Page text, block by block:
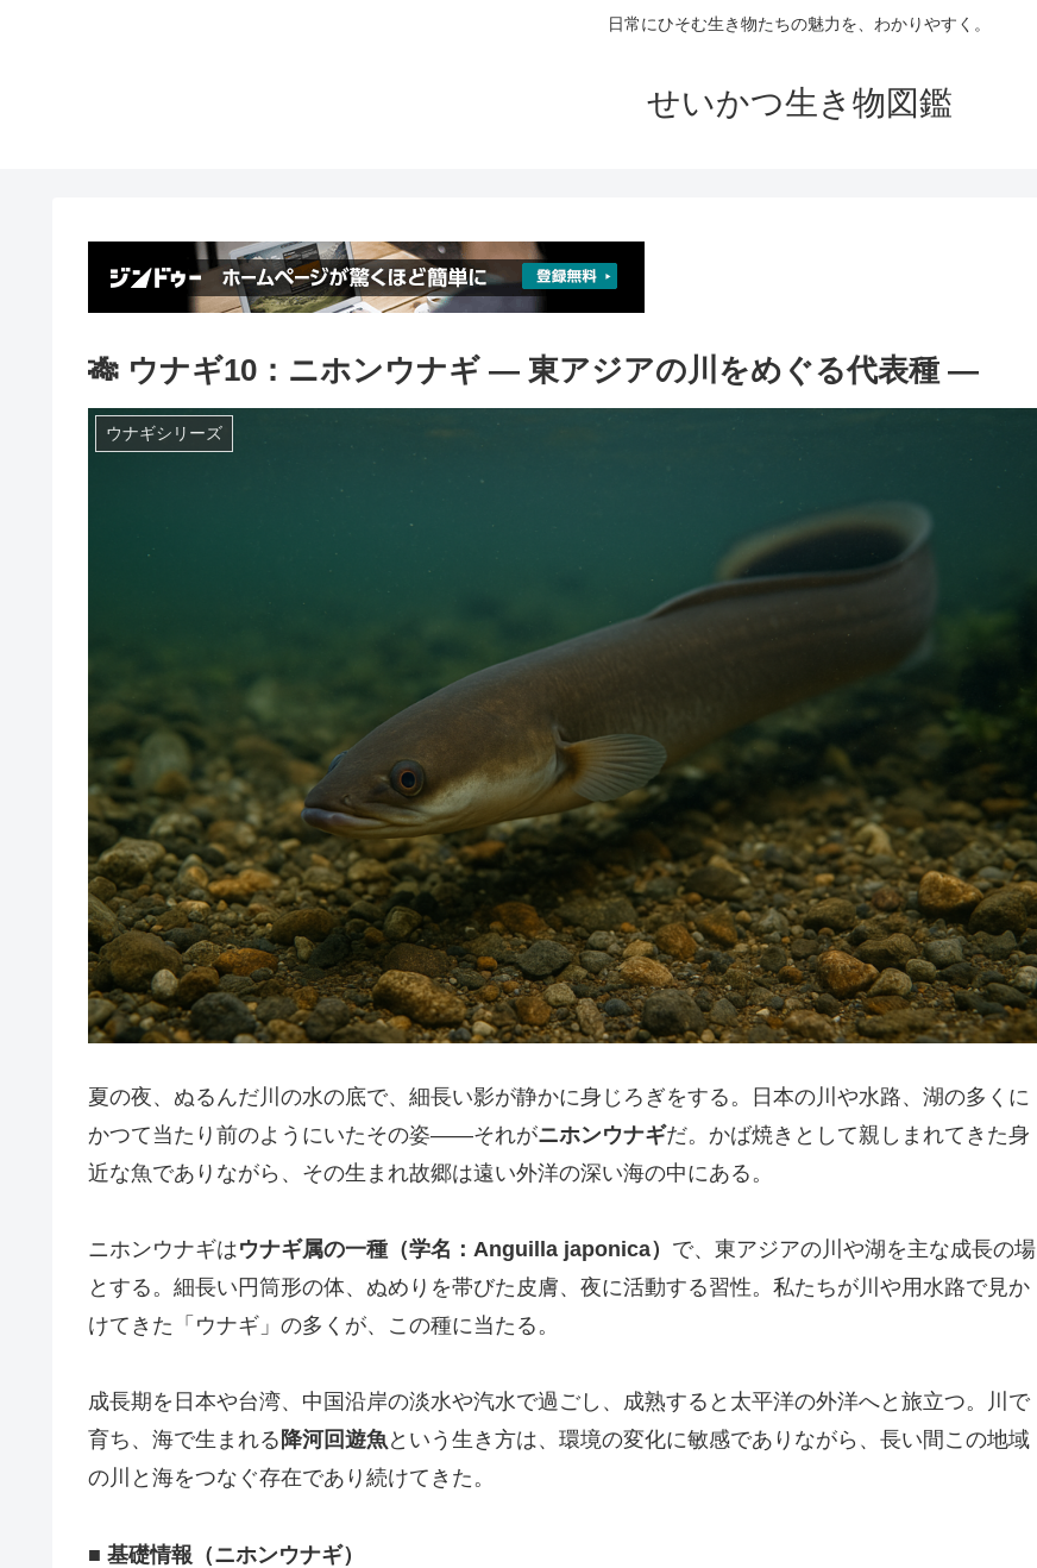
日常にひそむ生き物たちの魅力を、わかりやすく。
せいかつ生き物図鑑
🎋 ウナギ10：ニホンウナギ ― 東アジアの川をめぐる代表種 ―
ウナギシリーズ
夏の夜、ぬるんだ川の水の底で、細長い影が静かに身じろぎをする。日本の川や水路、湖の多くに
かつて当たり前のようにいたその姿――それがニホンウナギだ。かば焼きとして親しまれてきた身
近な魚でありながら、その生まれ故郷は遠い外洋の深い海の中にある。
ニホンウナギはウナギ属の一種（学名：Anguilla japonica） で、東アジアの川や湖を主な成長の場
とする。細長い円筒形の体、ぬめりを帯びた皮膚、夜に活動する習性。私たちが川や用水路で見か
けてきた「ウナギ」の多くが、この種に当たる。
成長期を日本や台湾、中国沿岸の淡水や汽水で過ごし、成熟すると太平洋の外洋へと旅立つ。川で
育ち、海で生まれる 降河回遊魚という生き方は、環境の変化に敏感でありながら、長い間この地域
の川と海をつなぐ存在であり続けてきた。
■ 基礎情報（ニホンウナギ）